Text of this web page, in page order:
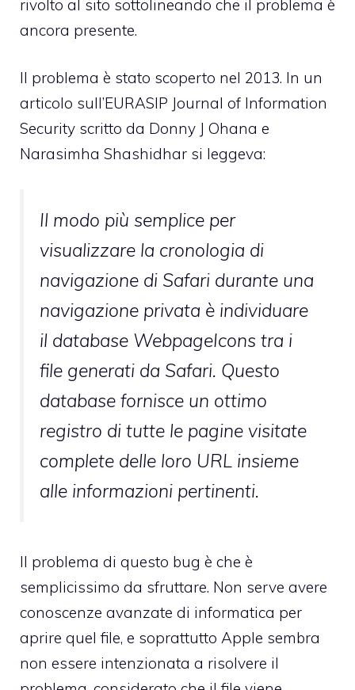
rivolto al sito sottolineando che il problema è
ancora presente.
Il problema è stato scoperto nel 2013. In un
articolo sull’EURASIP Journal of Information
Security scritto da Donny J Ohana e
Narasimha Shashidhar si leggeva:
Il modo più semplice per
visualizzare la cronologia di
navigazione di Safari durante una
navigazione privata è individuare
il database WebpageIcons tra i
file generati da Safari. Questo
database fornisce un ottimo
registro di tutte le pagine visitate
complete delle loro URL insieme
alle informazioni pertinenti.
Il problema di questo bug è che è
semplicissimo da sfruttare. Non serve avere
conoscenze avanzate di informatica per
aprire quel file, e soprattutto Apple sembra
non essere intenzionata a risolvere il